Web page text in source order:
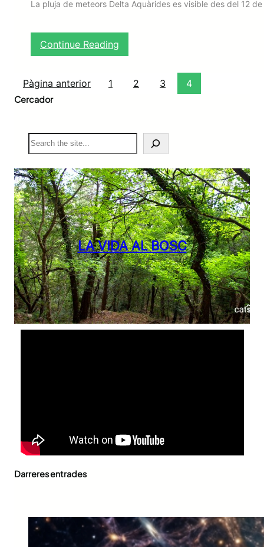
La pluja de meteors Delta Aquàrides es visible des del 12
Continue Reading
D
u
i
d
s
S
u
d
Pàgina anterior 1 2 3 4
Cercador
S
e
r
c
h
LA VIDA AL BOSC
Darreres entrades